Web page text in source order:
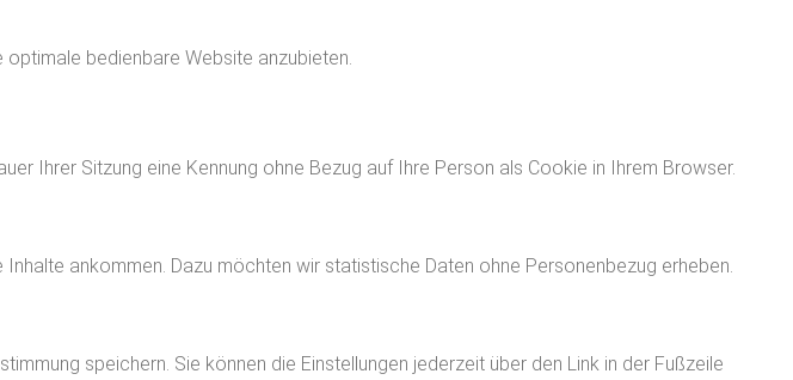
bedienbare Website anzubieten.
Ihrer Sitzung eine Kennung ohne Bezug auf Ihre Person als Cookie in Ihrem Browser.
ankommen. Dazu möchten wir statistische Daten ohne Personenbezug erheben.
speichern. Sie können die Einstellungen jederzeit über den Link in der Fußzeile